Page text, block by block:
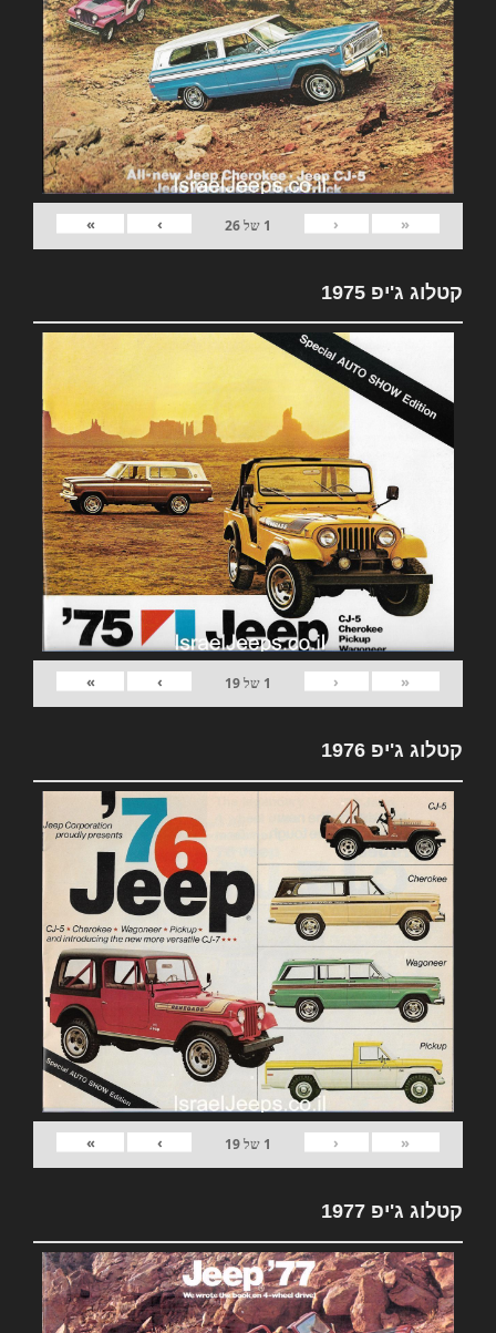
«
‹
1 של26
›
»
קטלוג ג'יפ 1975
«
‹
1 של19
›
»
קטלוג ג'יפ 1976
«
‹
1 של19
›
»
קטלוג ג'יפ 1977